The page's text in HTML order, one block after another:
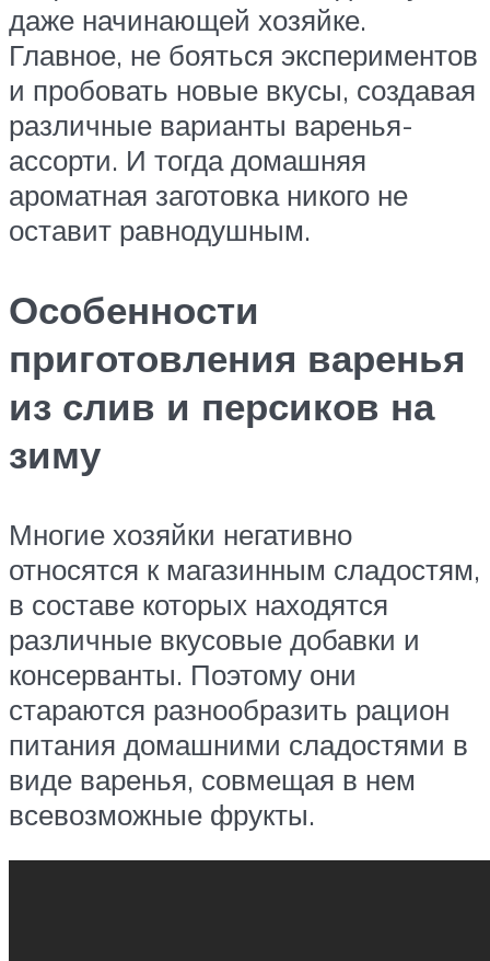
даже начинающей хозяйке.
Главное, не бояться экспериментов
и пробовать новые вкусы, создавая
различные варианты варенья-
ассорти. И тогда домашняя
ароматная заготовка никого не
оставит равнодушным.
Особенности
приготовления варенья
из слив и персиков на
зиму
Многие хозяйки негативно
относятся к магазинным сладостям,
в составе которых находятся
различные вкусовые добавки и
консерванты. Поэтому они
стараются разнообразить рацион
питания домашними сладостями в
виде варенья, совмещая в нем
всевозможные фрукты.